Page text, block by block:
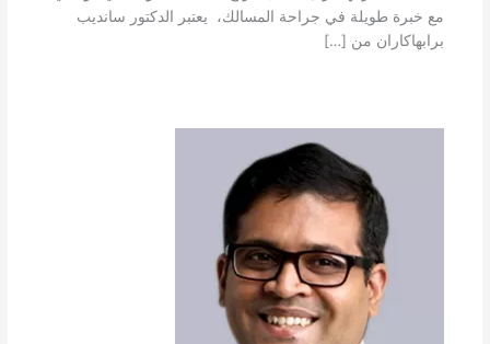
مع خبرة طويلة في جراحة المسالك، يعتبر الدكتور سانديب
برابهاكاران من […]